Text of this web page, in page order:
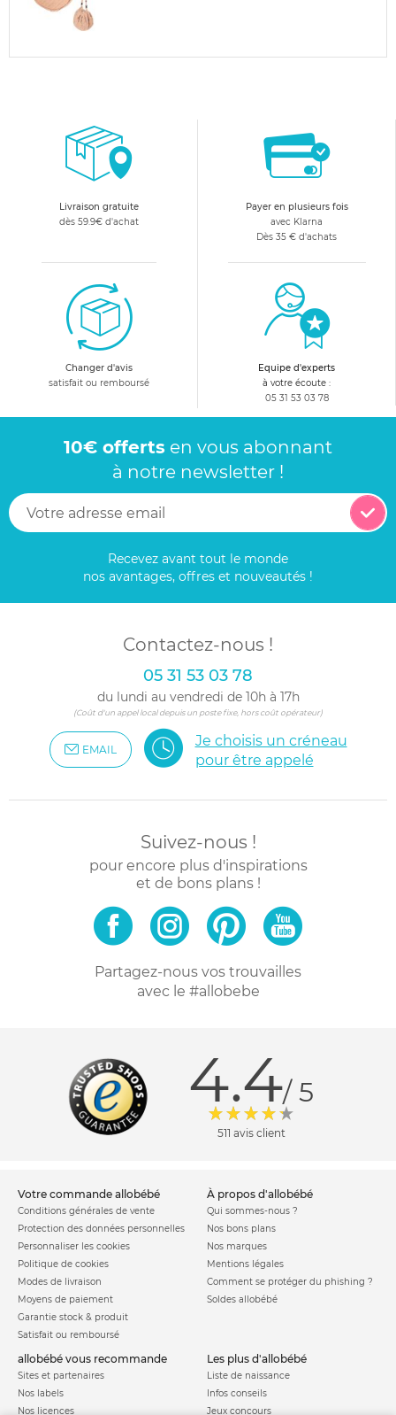
Livraison gratuite
dès 59.9€ d'achat
Payer en plusieurs fois
avec Klarna
Dès 35 € d'achats
Changer d'avis
satisfait ou remboursé
Equipe d'experts
à votre écoute :
05 31 53 03 78
10€ offerts en vous abonnant
à notre newsletter !
Recevez avant tout le monde
nos avantages, offres et nouveautés !
Contactez-nous !
05 31 53 03 78
du lundi au vendredi de 10h à 17h
(Coût d'un appel local depuis un poste fixe, hors coût opérateur)
EMAIL
Je choisis un créneau
pour être appelé
Suivez-nous !
pour encore plus d'inspirations
et de bons plans !
Partagez-nous vos trouvailles
avec le #allobebe
4.4/ 5
511 avis client
votre commande allobébé
Conditions générales de vente
Protection des données personnelles
Personnaliser les cookies
Politique de cookies
Modes de livraison
Moyens de paiement
Garantie stock & produit
Satisfait ou remboursé
à propos d'allobébé
Qui sommes-nous ?
Nos bons plans
Nos marques
Mentions légales
Comment se protéger du phishing ?
Soldes allobébé
allobébé vous recommande
Sites et partenaires
Nos labels
Nos licences
les plus d'allobébé
Liste de naissance
Infos conseils
Jeux concours